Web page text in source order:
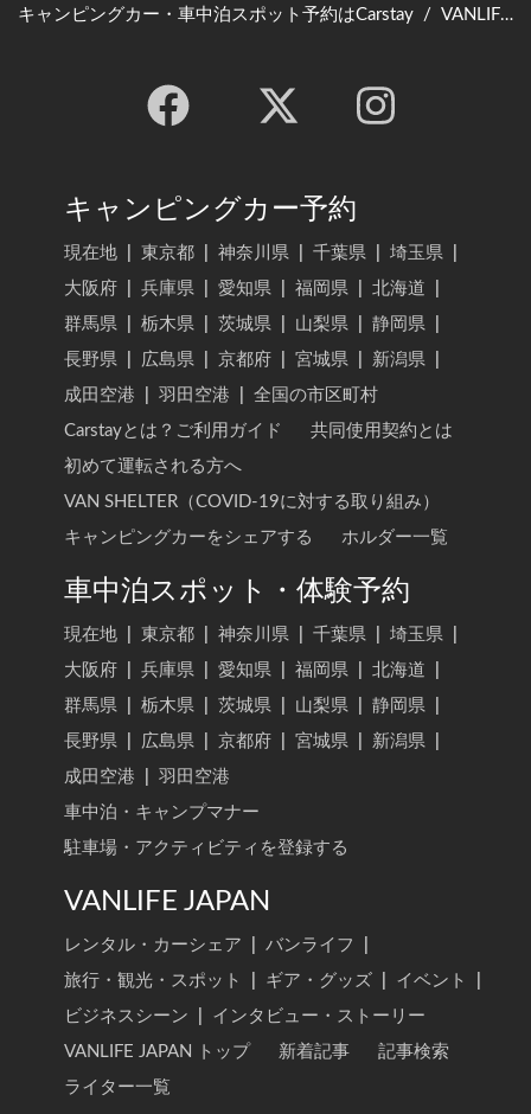
キャンピングカー・車中泊スポット予約はCarstay / VANLIFE JAPAN TOP
キャンピングカー予約
現在地 東京都 神奈川県 千葉県 埼玉県
大阪府
兵庫県 愛知県 福岡県 北海道
群馬県
栃木県 茨城県 山梨県 静岡県
長野県
広島県 京都府 宮城県 新潟県
成田空港
羽田空港
全国の市区町村
Carstayとは？ご利用ガイド
共同使用契約とは
初めて運転される方へ
VAN SHELTER（COVID-19に対する取り組み）
キャンピングカーをシェアする
ホルダー一覧
車中泊スポット・体験予約
現在地 東京都 神奈川県 千葉県 埼玉県
大阪府
兵庫県 愛知県 福岡県 北海道
群馬県
栃木県 茨城県 山梨県 静岡県
長野県
広島県 京都府 宮城県 新潟県
成田空港
羽田空港
車中泊・キャンプマナー
駐車場・アクティビティを登録する
VANLIFE JAPAN
レンタル・カーシェア バンライフ
旅行・観光・スポット
ギア・グッズ イベント
ビジネスシーン
インタビュー・ストーリー
VANLIFE JAPAN トップ
新着記事
記事検索
ライター一覧